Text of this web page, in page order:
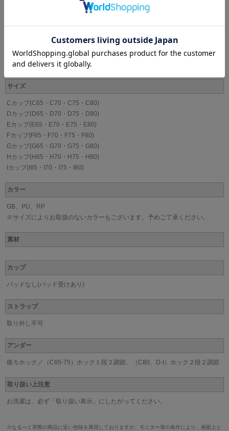
・カップには刺繍の柄に合わせたプリントレースを使用（GBカラーのみ）
WACOAL[ワコール]
サイズ
Cカップ(C65・C70・C75・C80)
Dカップ(D65・D70・D75・D80)
Eカップ(E65・E70・E75・E80)
Fカップ(F65・F70・F75・F80)
Gカップ(G65・G70・G75・G80)
Hカップ(H65・H70・H75・H80)
Iカップ(I65・I70・I75・I80)
カラー
GB、PU、RP
※サイズによりお取扱のないカラーもございます。予めご了承ください。
素材
カップ
パッドなし(パッド受けあり)
ストラップ
取り外し不可
アンダー
後ろホック／（C65-75）ホック１段２調節、（C80、D-I）ホック２段２調節
取り扱い上注意
お洗濯は、必ず「取り扱い表示」にしたがってください。
※なるべく実際の商品に近い色味を再現しておりますが、モニター等の条件により、画面上と